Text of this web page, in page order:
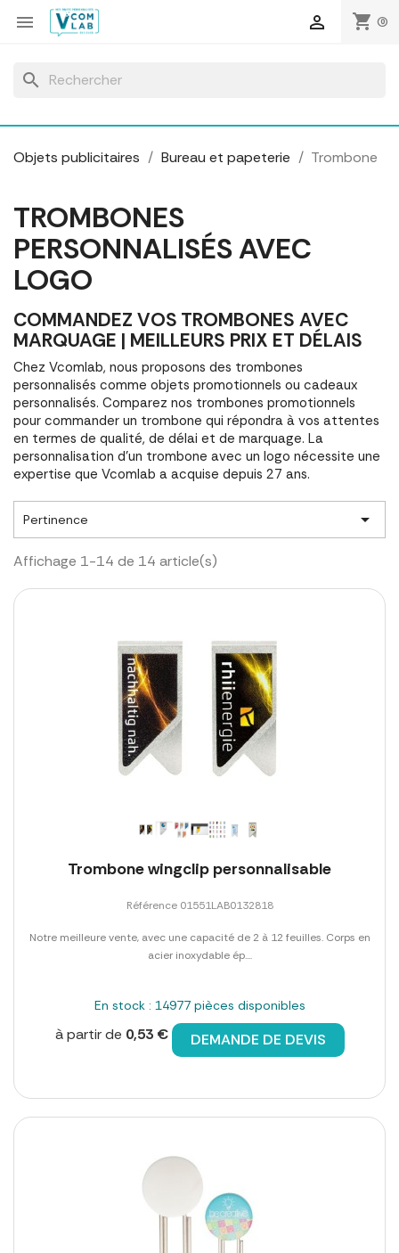
 shopping_cart (0)

search
Objets publicitaires Bureau et papeterie Trombone
TROMBONES
PERSONNALISÉS AVEC
LOGO
COMMANDEZ VOS TROMBONES AVEC
MARQUAGE | MEILLEURS PRIX ET DÉLAIS
Chez Vcomlab, nous proposons des trombones
personnalisés comme objets promotionnels ou cadeaux
personnalisés. Comparez nos trombones promotionnels
pour commander un trombone qui répondra à vos attentes
en termes de qualité, de délai et de marquage. La
personnalisation d'un trombone avec un logo nécessite une
expertise que Vcomlab a acquise depuis 27 ans.
Pertinence 
Affichage 1-14 de 14 article(s)
Trombone wingclip personnalisable
Référence 01551LAB0132818
Notre meilleure vente, avec une capacité de 2 à 12 feuilles. Corps en
acier inoxydable ép....
En stock : 14977 pièces disponibles
à partir de 0,53 € DEMANDE DE DEVIS
Panneau de gestion des cookies